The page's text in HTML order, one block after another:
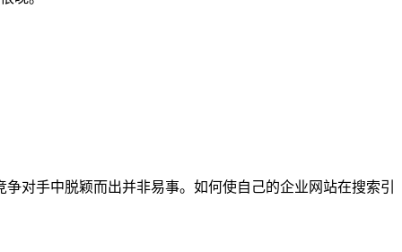
对手中脱颖而出并非易事。如何使自己的企业网站在搜索引